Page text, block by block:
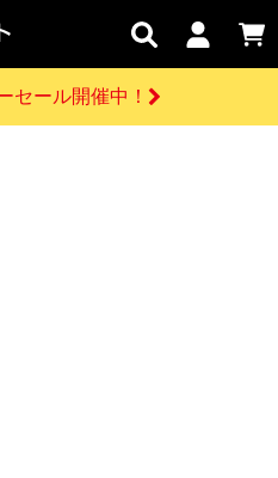
連
ビス
お問い
合わせ
はじめての
ャンペーン
物ガイド
ンする
セール開催中！